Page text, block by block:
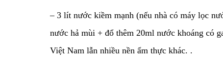
– 3 lít nước kiềm mạnh (nếu nhà có máy lọc
nước hả mùi + đổ thêm 20ml nước khoáng có
Việt Nam lẫn nhiều nền ẩm thực khác. .